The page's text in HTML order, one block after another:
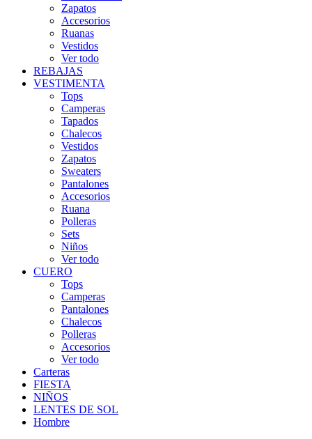
Zapatos
Accesorios
Ruanas
Vestidos
Ver todo
REBAJAS
VESTIMENTA
Tops
Camperas
Tapados
Chalecos
Vestidos
Zapatos
Sweaters
Pantalones
Accesorios
Ruana
Polleras
Sets
Niños
Ver todo
CUERO
Tops
Camperas
Pantalones
Chalecos
Polleras
Accesorios
Ver todo
Carteras
FIESTA
NIÑOS
LENTES DE SOL
Hombre